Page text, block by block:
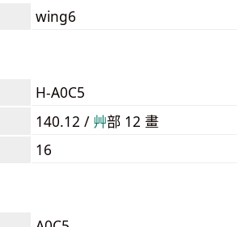
wing6
H-A0C5
140.12 / ⾋部 12 畫
16